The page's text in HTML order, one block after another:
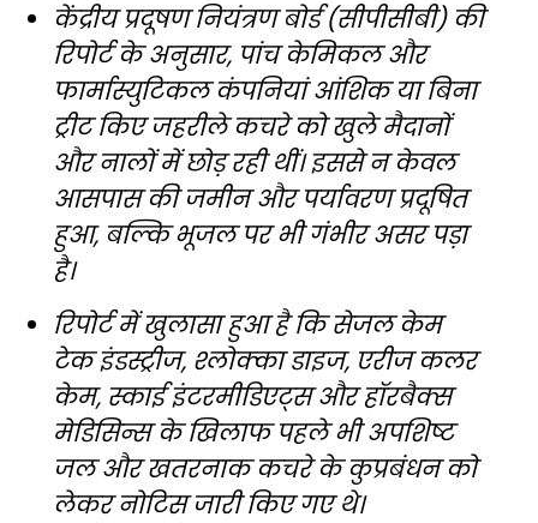
केंद्रीय प्रदूषण नियंत्रण बोर्ड (सीपीसीबी) की
रिपोर्ट के अनुसार, पांच केमिकल और
फार्मास्युटिकल कंपनियां आंशिक या बिना
ट्रीट किए जहरीले कचरे को खुले मैदानों
और नालों में छोड़ रही थीं। इससे न केवल
आसपास की जमीन और पर्यावरण प्रदूषित
हुआ, बल्कि भूजल पर भी गंभीर असर पड़ा
है।
रिपोर्ट में खुलासा हुआ है कि सेजल केम
टेक इंडस्ट्रीज, श्लोक्का डाइज, एरीज कलर
केम, स्काई इंटरमीडिएट्स और हॉरबैक्स
मेडिसिन्स के खिलाफ पहले भी अपशिष्ट
जल और खतरनाक कचरे के कुप्रबंधन को
लेकर नोटिस जारी किए गए थे।